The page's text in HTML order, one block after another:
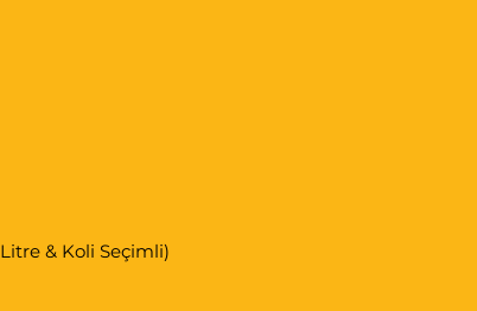
& Koli Seçimli)